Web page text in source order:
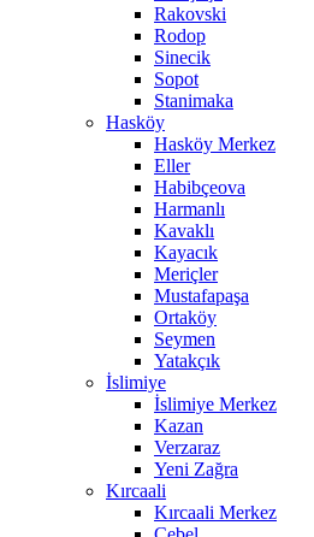
Rakovski
Rodop
Sinecik
Sopot
Stanimaka
Hasköy
Hasköy Merkez
Eller
Habibçeova
Harmanlı
Kavaklı
Kayacık
Meriçler
Mustafapaşa
Ortaköy
Seymen
Yatakçık
İslimiye
İslimiye Merkez
Kazan
Verzaraz
Yeni Zağra
Kırcaali
Kırcaali Merkez